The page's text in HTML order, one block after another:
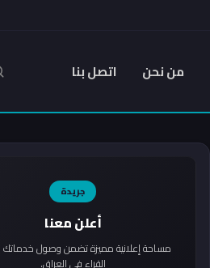
من نحن اتصل بنا
جريدة
أعلن معنا
مساحة إعلانية مميزة تضمن وصول خدماتك
القراء في العراق.